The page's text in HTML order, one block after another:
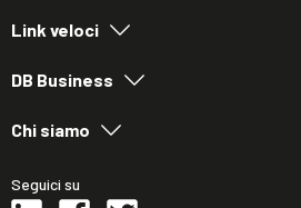
Link veloci
DB Business
Chi siamo
Seguici su